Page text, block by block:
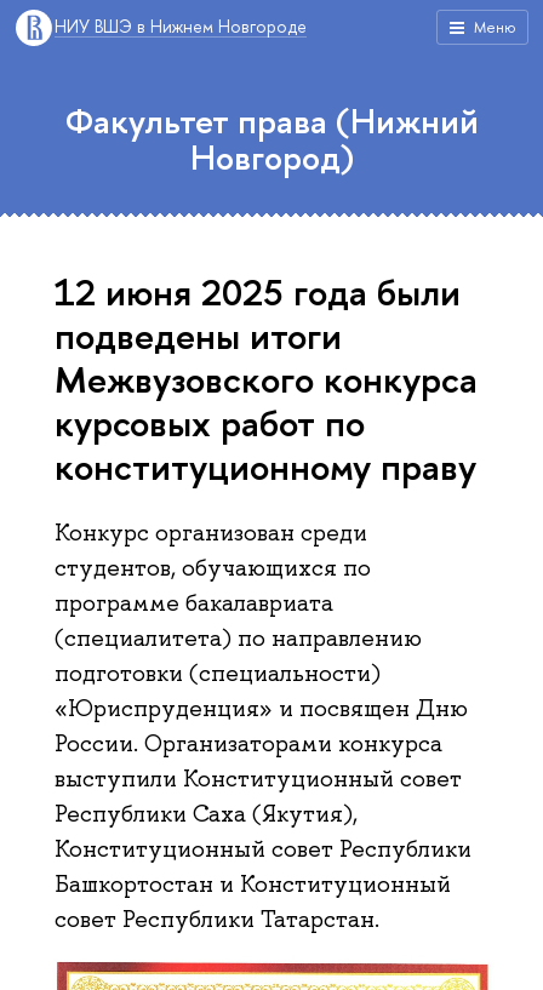
Меню
НИУ ВШЭ в Нижнем Новгороде
Факультет права (Нижний
Новгород)
12 июня 2025 года были
подведены итоги
Межвузовского конкурса
курсовых работ по
конституционному праву
Конкурс организован среди
студентов, обучающихся по
программе бакалавриата
(специалитета) по направлению
подготовки (специальности)
«Юриспруденция» и посвящен Дню
России. Организаторами конкурса
выступили Конституционный совет
Республики Саха (Якутия),
Конституционный совет Республики
Башкортостан и Конституционный
совет Республики Татарстан.